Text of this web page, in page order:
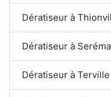
Dératiseur à
Dératiseur à
Dératiseur à Terville